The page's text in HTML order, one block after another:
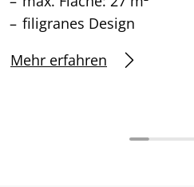
filigranes Design
Mehr erfahren